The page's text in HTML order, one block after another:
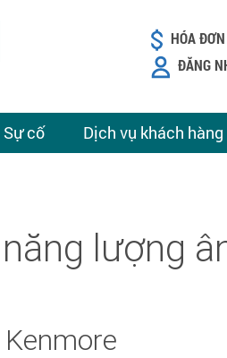
cố Dịch vụ khách hàng
HÓA
ĐĂNG
lượng